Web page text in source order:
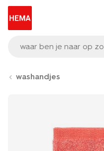
waar ben je naar op
washandjes